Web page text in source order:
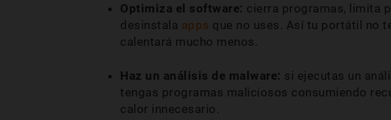
Optimiza el software: cierra programas, limita
desinstala apps que no uses. Así tu portátil no
calentará mucho menos.
Haz un análisis de malware: si ejecutas un
tengas programas maliciosos consumiendo
calor innecesario.